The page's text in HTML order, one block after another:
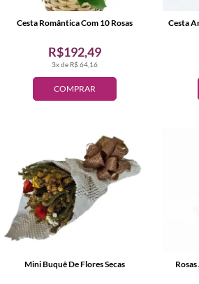
COMPRAR
3x de R$ 64,16
R$192,49
Cesta Romântica Com 10 Rosas Cesta
Mini Buquê De Flores Secas